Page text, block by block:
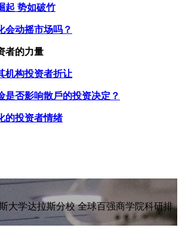
起 势如破竹
会动摇市场吗？
者的力量
机构投资者折让
是否影响散戶的投资决定？
的投资者情绪
大学达拉斯分校 全球百强商学院科研排